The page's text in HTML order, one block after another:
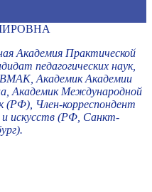
Академия Практической
педагогических наук,
ВМАК, Академик Академии
Академик Международной
(РФ), Член-корреспондент
и искусств (РФ, Санкт-